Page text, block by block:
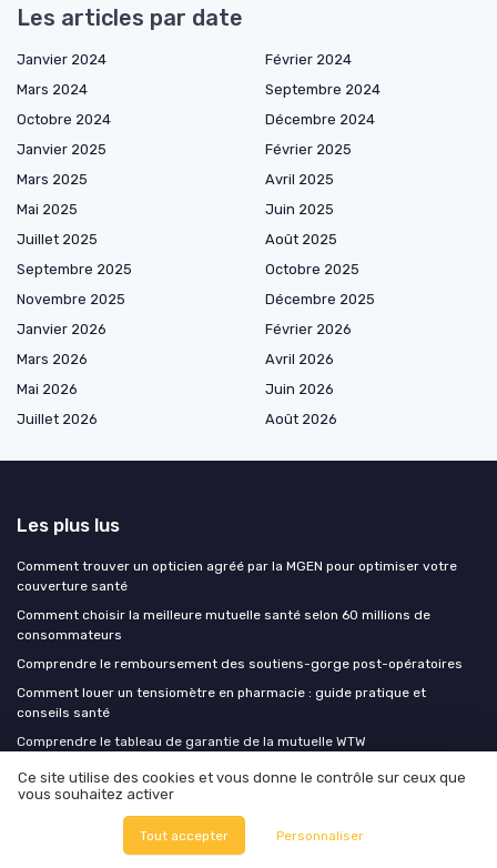
Les articles par date
Janvier 2024
Février 2024
Mars 2024
Septembre 2024
Octobre 2024
Décembre 2024
Janvier 2025
Février 2025
Mars 2025
Avril 2025
Mai 2025
Juin 2025
Juillet 2025
Août 2025
Septembre 2025
Octobre 2025
Novembre 2025
Décembre 2025
Janvier 2026
Février 2026
Mars 2026
Avril 2026
Mai 2026
Juin 2026
Juillet 2026
Août 2026
Les plus lus
Comment trouver un opticien agréé par la MGEN pour optimiser votre
couverture santé
Comment choisir la meilleure mutuelle santé selon 60 millions de
consommateurs
Comprendre le remboursement des soutiens-gorge post-opératoires
Comment louer un tensiomètre en pharmacie : guide pratique et
conseils santé
Comprendre le tableau de garantie de la mutuelle WTW
Les derniers articles
Fin de la mutuelle parentale à 25 ans : les étapes pour être bien couvert
sans trou de garantie
Ce site utilise des cookies et vous donne le contrôle sur ceux que
vous souhaitez activer
Tout accepter Personnaliser